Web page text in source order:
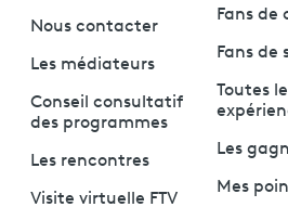
Nous contacter
Les médiateurs
Conseil consultatif
des programmes
Les rencontres
Visite virtuelle FTV
Fans de
Fans de
Toutes
Les
Mes